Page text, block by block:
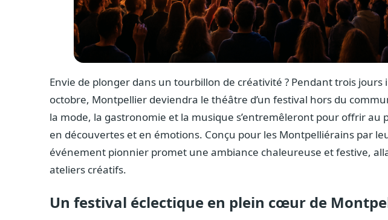
Envie de plonger dans un tourbillon de créativité ? Pendant trois jours
octobre, Montpellier deviendra le théâtre d’un festival hors du
la mode, la gastronomie et la musique s’entremêleront pour offrir au
en découvertes et en émotions. Conçu pour les Montpelliérains par
événement pionnier promet une ambiance chaleureuse et festive,
ateliers créatifs.
Un festival éclectique en plein cœur de